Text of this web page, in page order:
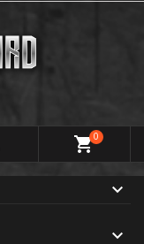
shopping_cart0